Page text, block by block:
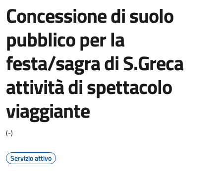
Concessione di suolo
pubblico per la
festa/sagra di S.Greca
attività di spettacolo
viaggiante
(-)
Servizio attivo